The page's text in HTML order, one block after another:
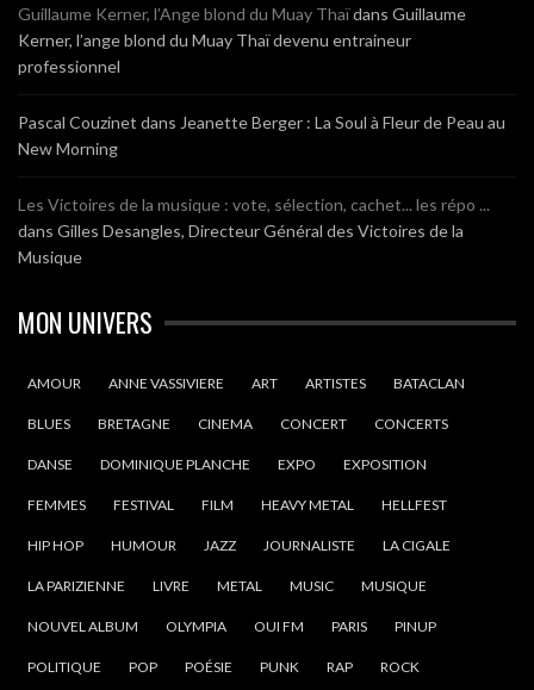
Guillaume Kerner, l’Ange blond du Muay Thaïdans Guillaume
Kerner, l’ange blond du Muay Thaï devenu entraineur
professionnel
Pascal Couzinet dans Jeanette Berger : La Soul à Fleur de Peau au
New Morning
Les Victoires de la musique : vote, sélection, cachet... les répo ...
dans Gilles Desangles, Directeur Général des Victoires de la
Musique
MON UNIVERS
AMOUR ANNE VASSIVIERE ART ARTISTES BATACLAN
BLUES BRETAGNE CINEMA CONCERT CONCERTS
DANSE DOMINIQUE PLANCHE EXPO EXPOSITION
FEMMES FESTIVAL FILM HEAVY METAL HELLFEST
HIP HOP HUMOUR JAZZ JOURNALISTE LA CIGALE
LA PARIZIENNE LIVRE METAL MUSIC MUSIQUE
NOUVEL ALBUM OLYMPIA OUI FM PARIS PINUP
POLITIQUE POP POÉSIE PUNK RAP ROCK